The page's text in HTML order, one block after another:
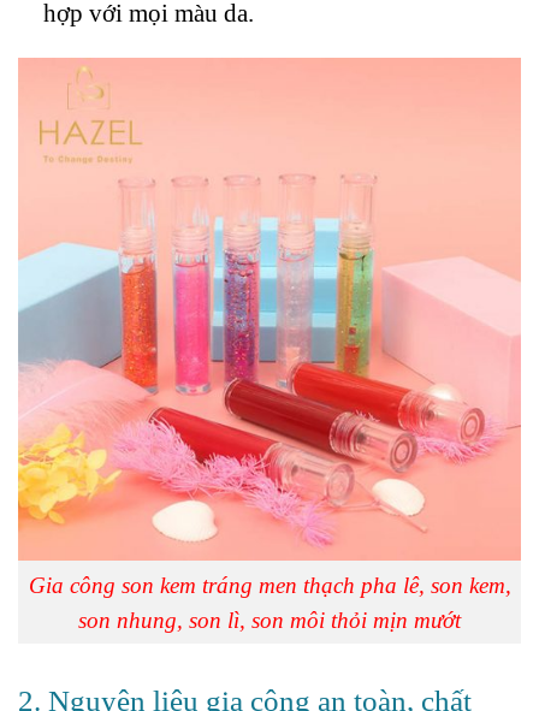
hợp với mọi màu da.
Gia công son kem tráng men thạch pha lê, son kem,
son nhung, son lì, son môi thỏi mịn mướt
2. Nguyên liệu gia công an toàn, chất